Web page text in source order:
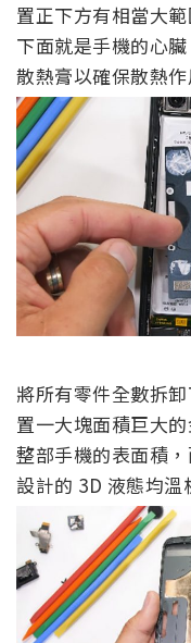
置正下方有相當大
下面就是手機的心
散熱膏以確保散熱作
將所有零件全數拆
置一大塊面積巨大
整部手機的表面積
設計的 3D 液態均溫